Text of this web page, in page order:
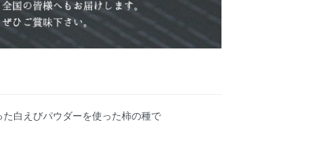
白えびパウダーを使った柿の種で